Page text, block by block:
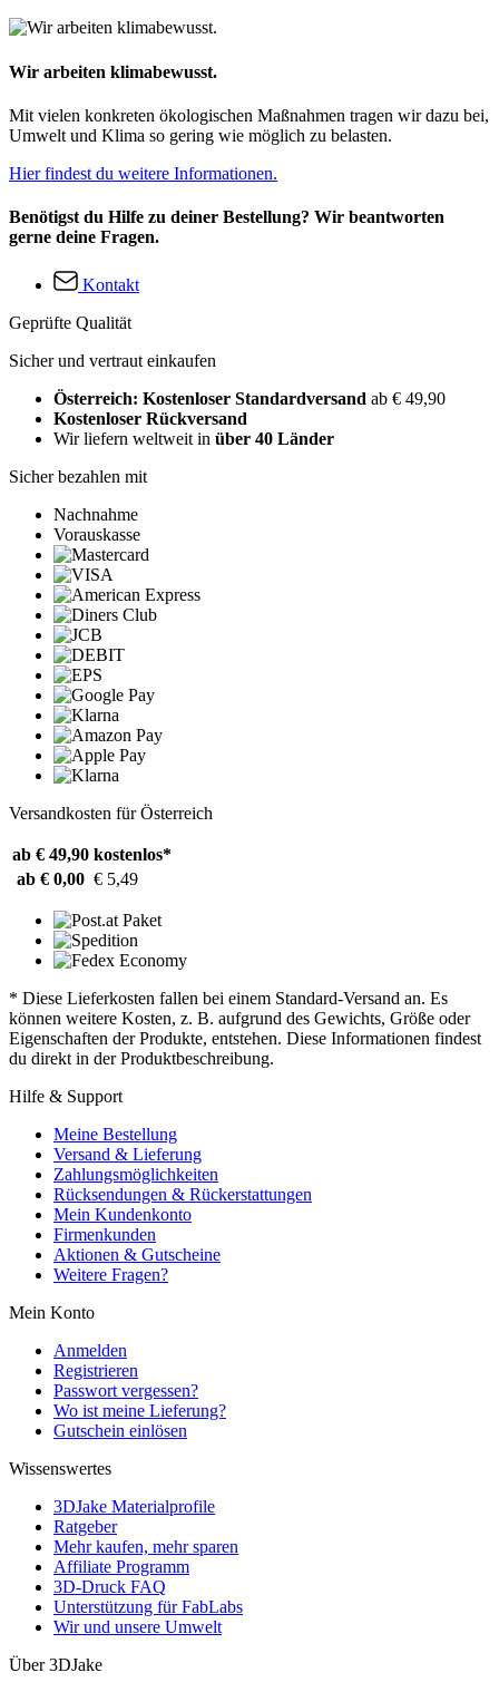
Wir arbeiten klimabewusst.
Mit vielen konkreten ökologischen Maßnahmen tragen wir dazu bei,
Umwelt und Klima so gering wie möglich zu belasten.
Hier findest du weitere Informationen.
Benötigst du Hilfe zu deiner Bestellung? Wir beantworten
gerne deine Fragen.
Kontakt
Geprüfte Qualität
Sicher und vertraut einkaufen
Österreich: Kostenloser Standardversand ab € 49,90
Kostenloser Rückversand
Wir liefern weltweit in über 40 Länder
Sicher bezahlen mit
Nachnahme
Vorauskasse
Versandkosten für Österreich
ab € 49,90 kostenlos*
ab € 0,00 € 5,49
* Diese Lieferkosten fallen bei einem Standard-Versand an. Es
können weitere Kosten, z. B. aufgrund des Gewichts, Größe oder
Eigenschaften der Produkte, entstehen. Diese Informationen findest
du direkt in der Produktbeschreibung.
Hilfe & Support
Meine Bestellung
Versand & Lieferung
Zahlungsmöglichkeiten
Rücksendungen & Rückerstattungen
Mein Kundenkonto
Firmenkunden
Aktionen & Gutscheine
Weitere Fragen?
Mein Konto
Anmelden
Registrieren
Passwort vergessen?
Wo ist meine Lieferung?
Gutschein einlösen
Wissenswertes
3DJake Materialprofile
Ratgeber
Mehr kaufen, mehr sparen
Affiliate Programm
3D-Druck FAQ
Unterstützung für FabLabs
Wir und unsere Umwelt
Über 3DJake